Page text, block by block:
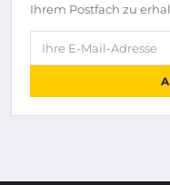
Ihrem Postfach zu
Ihre E-Mail-Adresse